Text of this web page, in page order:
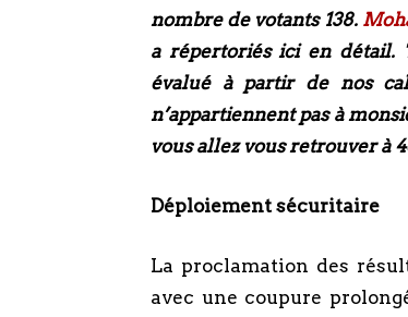
nombre de votants 138.
a répertoriés ici en détail.
évalué à partir de nos
n’appartiennent pas à
vous allez vous retrouver à
Déploiement sécuritaire
La proclamation des
avec une coupure